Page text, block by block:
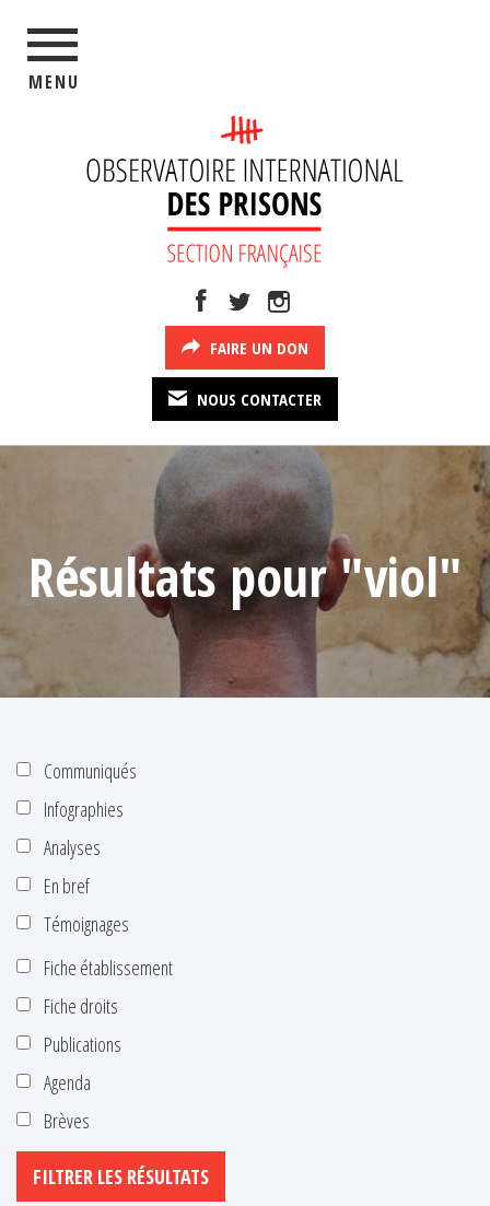
MENU
FAIRE UN DON
NOUS CONTACTER
Résultats pour "viol"
Communiqués
Infographies
Analyses
En bref
Témoignages
Fiche établissement
Fiche droits
Publications
Agenda
Brèves